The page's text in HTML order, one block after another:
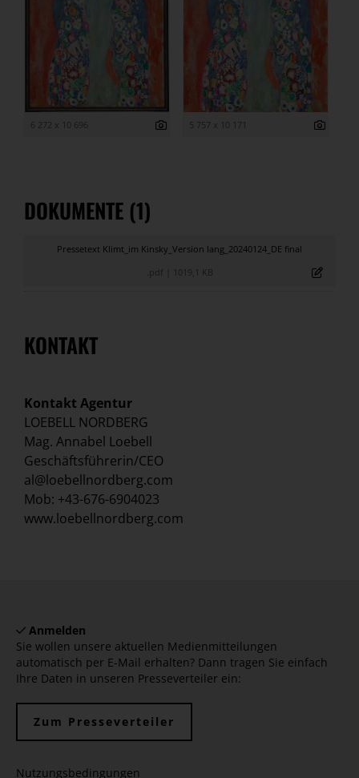
6 272 x 10 696 5 757 x 10 171
DOKUMENTE (1)
Pressetext Klimt_im Kinsky_Version lang_20240124_DE final
.pdf
1019,1 KB
KONTAKT
Kontakt Agentur
LOEBELL NORDBERG
Mag. Annabel Loebell
Geschäftsführerin/CEO
al@loebellnordberg.com
Mob: +43-676-6904023
www.loebellnordberg.com
Anmelden
Sie wollen unsere aktuellen Medienmitteilungen
automatisch per E-Mail erhalten? Dann tragen Sie einfach
Ihre Daten in unseren Presseverteiler ein:
Zum Presseverteiler
Nutzungsbedingungen